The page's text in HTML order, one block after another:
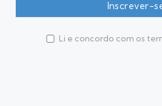
Li e concordo com os